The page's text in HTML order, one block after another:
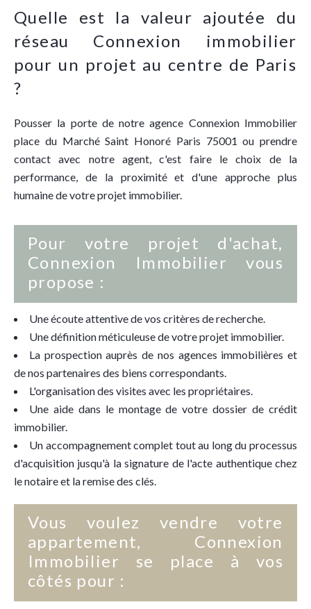
Quelle est la valeur ajoutée du
réseau Connexion immobilier
pour un projet au centre de Paris
?
Pousser la porte de notre agence Connexion Immobilier
place du Marché Saint Honoré Paris 75001 ou prendre
contact avec notre agent, c'est faire le choix de la
performance, de la proximité et d'une approche plus
humaine de votre projet immobilier.
Pour votre projet d'achat,
Connexion Immobilier vous
propose :
Une écoute attentive de vos critères de recherche.
Une définition méticuleuse de votre projet immobilier.
La prospection auprès de nos agences immobilières et
de nos partenaires des biens correspondants.
L'organisation des visites avec les propriétaires.
Une aide dans le montage de votre dossier de crédit
immobilier.
Un accompagnement complet tout au long du processus
d'acquisition jusqu'à la signature de l'acte authentique chez
le notaire et la remise des clés.
Vous voulez vendre votre
appartement, Connexion
Immobilier se place à vos
côtés pour :